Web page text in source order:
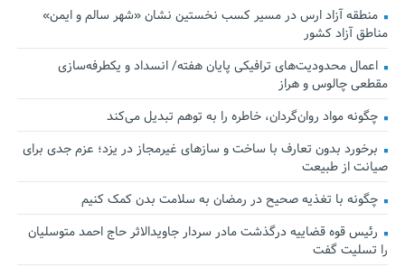
منطقه آزاد ارس در مسیر کسب نخستین نشان «شهر سالم و ایمن»
مناطق آزاد کشور
اعمال محدودیت‌های ترافیکی پایان هفته/ انسداد و یکطرفه‌سازی
مقطعی چالوس و هراز
چگونه مواد روان‌گردان، خاطره را به توهم تبدیل می‌کند
برخورد بدون تعارف با ساخت‌ و سازهای غیرمجاز در یزد؛ عزم جدی برای
صیانت از طبیعت
چگونه با تغذیه صحیح در رمضان به سلامت بدن کمک کنیم
رئیس قوه قضاییه درگذشت مادر سردار جاویدالاثر حاج احمد متوسلیان
را تسلیت گفت